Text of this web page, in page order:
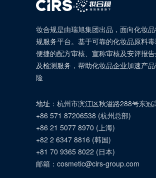
×
妆合规是由瑞旭集团出品，面向化妆
规服务平台。基于可靠的化妆品原料毒
便捷的配方审核、宣称审核及安评报
及检测服务，帮助化妆品企业加速产
险
地址： 杭州市滨江区秋溢路288号东冠
+86 571 87206538 (杭州总部)
+86 21 5077 8970 (上海)
+82 2 6347 8816 (韩国)
+81 70 9365 8022 (日本)
邮箱： cosmetic@cirs-group.com